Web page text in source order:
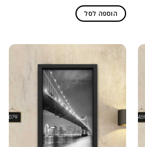
הוספה לסל